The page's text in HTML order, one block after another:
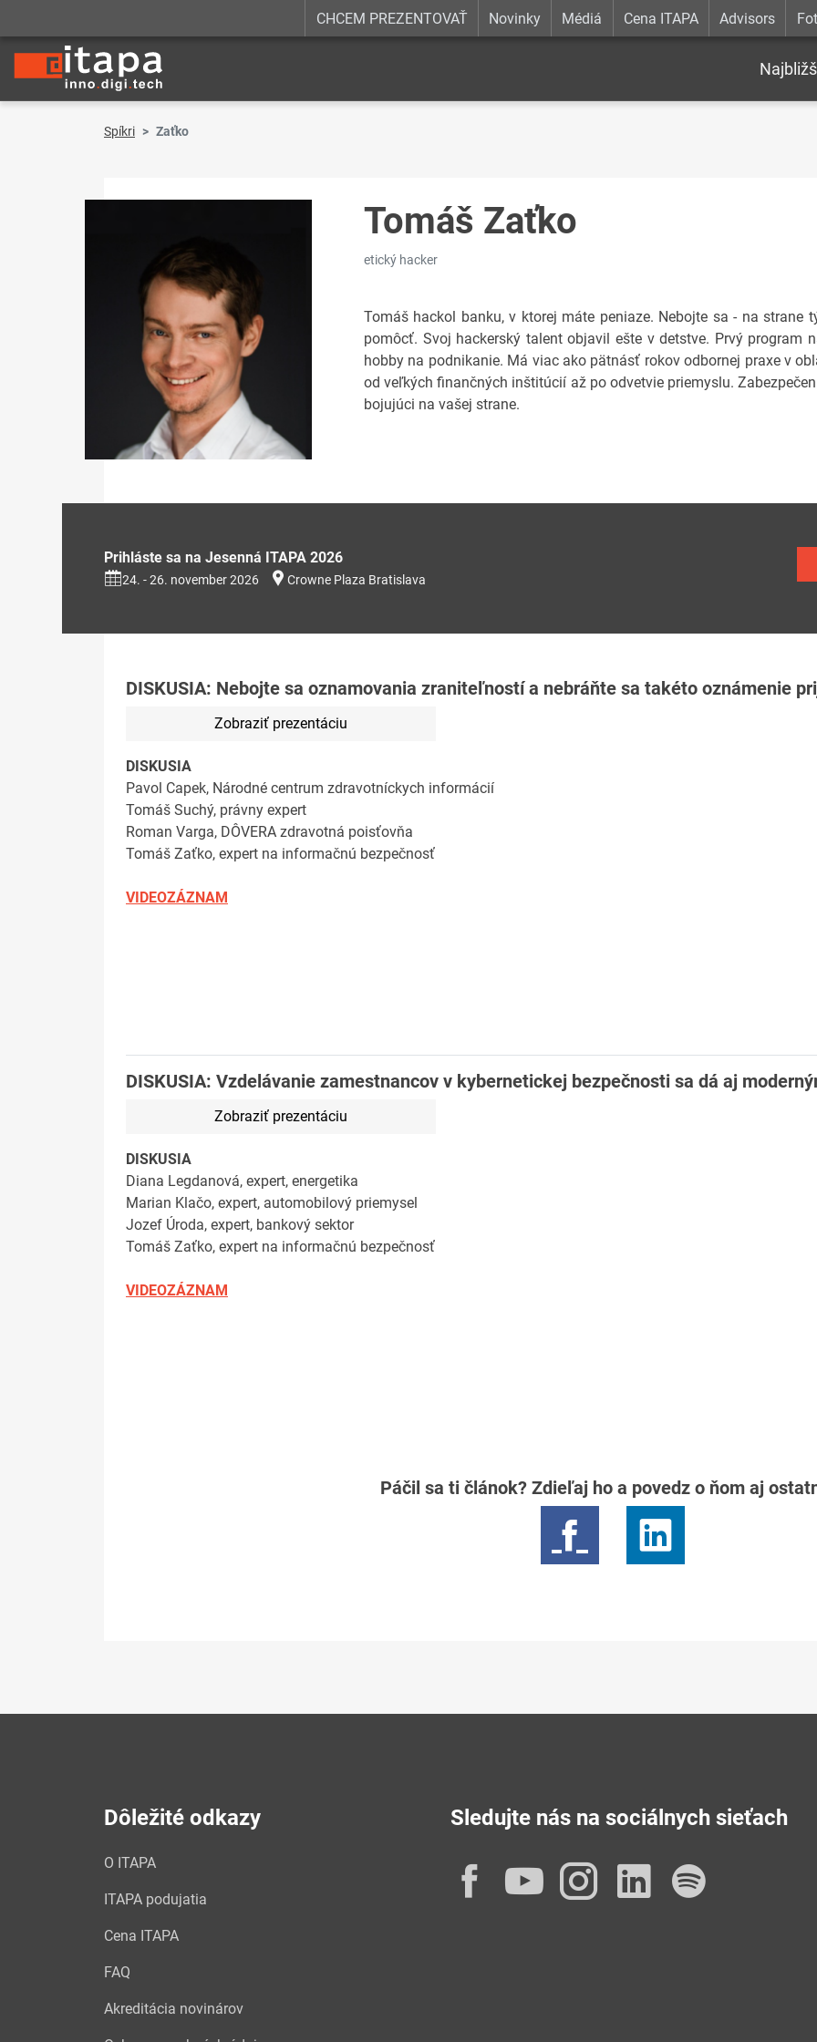
CHCEM PREZENTOVAŤ Novinky Médiá Cena ITAPA Advisors
Spíkri Zaťko
Tomáš Zaťko
etický hacker
Tomáš hackol banku, v ktorej máte peniaze. Nebojte sa - na
pomôcť. Svoj hackerský talent objavil ešte v detstve. Prvý program
hobby na podnikanie. Má viac ako pätnásť rokov odbornej praxe v
od veľkých finančných inštitúcií až po odvetvie priemyslu.
bojujúci na vašej strane.
Prihláste sa na Jesenná ITAPA 2026
24. - 26. november 2026 Crowne Plaza Bratislava
DISKUSIA: Nebojte sa oznamovania zraniteľností a nebráňte sa takéto oznámenie
Zobraziť prezentáciu
DISKUSIA
Pavol Capek, Národné centrum zdravotníckych informácií
Tomáš Suchý, právny expert
Roman Varga, DÔVERA zdravotná poisťovňa
Tomáš Zaťko, expert na informačnú bezpečnosť
VIDEOZÁZNAM
DISKUSIA: Vzdelávanie zamestnancov v kybernetickej bezpečnosti sa dá aj
Zobraziť prezentáciu
DISKUSIA
Diana Legdanová, expert, energetika
Marian Klačo, expert, automobilový priemysel
Jozef Úroda, expert, bankový sektor
Tomáš Zaťko, expert na informačnú bezpečnosť
VIDEOZÁZNAM
Páčil sa ti článok? Zdieľaj ho a povedz o ňom aj
Dôležité odkazy
O ITAPA
ITAPA podujatia
Cena ITAPA
FAQ
Akreditácia novinárov
Sledujte nás na sociálnych sieťach
Facebook
YouTube
Instagram
LinkedIn